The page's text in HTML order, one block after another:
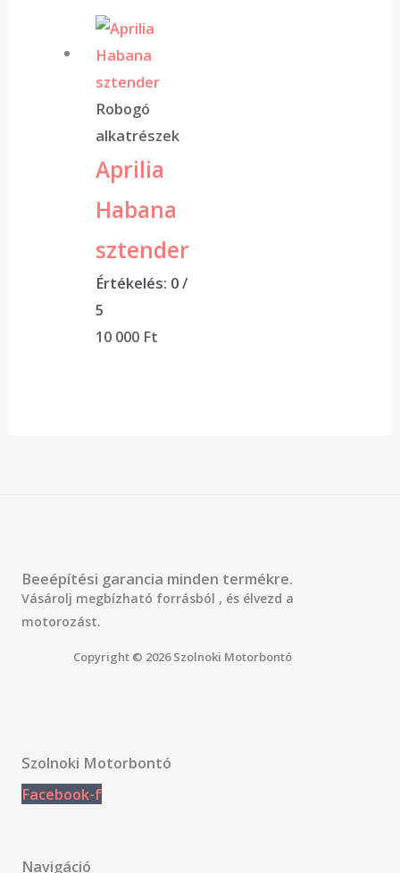
Robogó
alkatrészek
Aprilia
Habana
sztender
Értékelés: 0/
5
10 000 Ft
Beeépítési garancia minden termékre.
Vásárolj megbízható forrásból , és élvezd a
motorozást.
Copyright © 2026 Szolnoki Motorbontó
Szolnoki Motorbontó
Facebook-f
Navigáció